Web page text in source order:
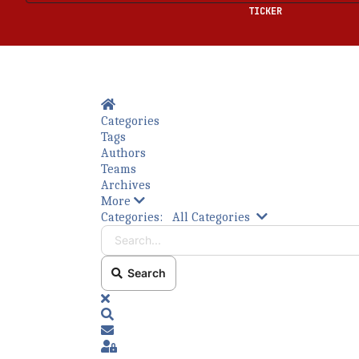
TICKER
Home
Categories
Tags
Authors
Teams
Archives
More
Bitte füllen Sie die erforderlichen Felder aus.
Categories: All Categories Search...
Search
x
Subscribe to blog
Sign In